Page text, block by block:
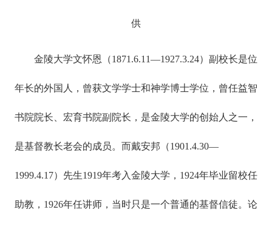
供
金陵大学文怀恩（1871.6.11—1927.3.24）副校长是位
年长的外国人，曾获文学学士和神学博士学位，曾任益智
书院院长、宏育书院副院长，是金陵大学的创始人之一，
是基督教长老会的成员。而戴安邦（1901.4.30—
1999.4.17）先生1919年考入金陵大学，1924年毕业留校任
助教，1926年任讲师，当时只是一个普通的基督信徒。论